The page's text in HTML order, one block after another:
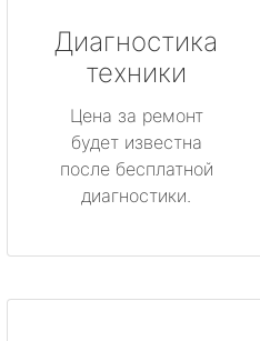
Диагностика
техники
Цена за ремонт
будет известна
после бесплатной
диагностики.